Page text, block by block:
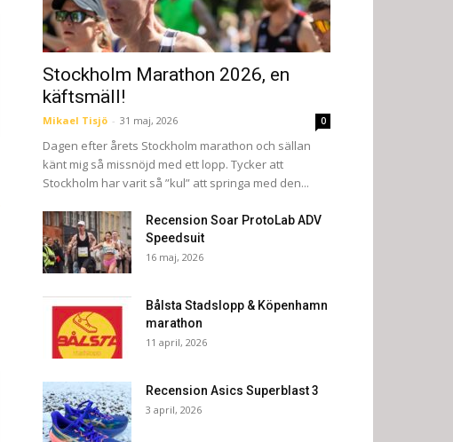
Stockholm Marathon 2026, en
käftsmäll!
Mikael Tisjö - 31 maj, 2026 0
Dagen efter årets Stockholm marathon och sällan
känt mig så missnöjd med ett lopp. Tycker att
Stockholm har varit så ”kul” att springa med den...
Recension Soar ProtoLab ADV
Speedsuit
16 maj, 2026
Bålsta Stadslopp & Köpenhamn
marathon
11 april, 2026
Recension Asics Superblast 3
3 april, 2026